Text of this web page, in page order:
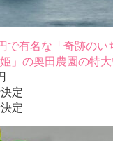
で有名な「奇跡のい
」の奥田農園の特
定
定